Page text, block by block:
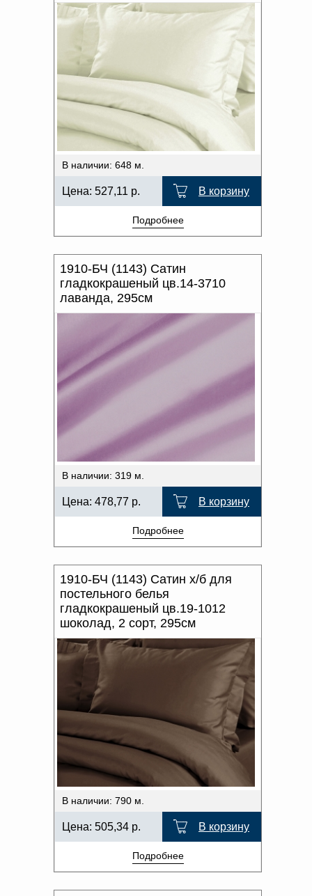
В наличии: 648 м.
Цена: 527,11 р. В корзину
Подробнее
1910-БЧ (1143) Сатин
гладкокрашеный цв.14-3710
лаванда, 295см
В наличии: 319 м.
Цена: 478,77 р. В корзину
Подробнее
1910-БЧ (1143) Сатин х/б для
постельного белья
гладкокрашеный цв.19-1012
шоколад, 2 сорт, 295см
В наличии: 790 м.
Цена: 505,34 р. В корзину
Подробнее